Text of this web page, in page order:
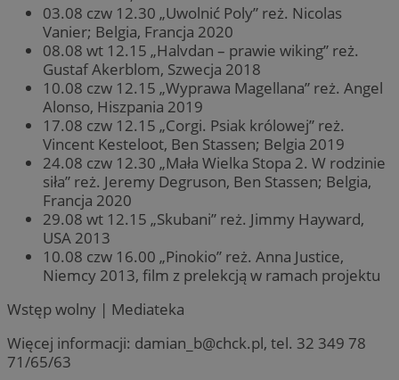
03.08 czw 12.30 „Uwolnić Poly” reż. Nicolas
Vanier; Belgia, Francja 2020
08.08 wt 12.15 „Halvdan – prawie wiking” reż.
Gustaf Akerblom, Szwecja 2018
10.08 czw 12.15 „Wyprawa Magellana” reż. Angel
Alonso, Hiszpania 2019
17.08 czw 12.15 „Corgi. Psiak królowej” reż.
Vincent Kesteloot, Ben Stassen; Belgia 2019
24.08 czw 12.30 „Mała Wielka Stopa 2. W rodzinie
siła” reż. Jeremy Degruson, Ben Stassen; Belgia,
Francja 2020
29.08 wt 12.15 „Skubani” reż. Jimmy Hayward,
USA 2013
10.08 czw 16.00 „Pinokio” reż. Anna Justice,
Niemcy 2013, film z prelekcją w ramach projektu
Wstęp wolny | Mediateka
Więcej informacji: damian_b@chck.pl, tel. 32 349 78
71/65/63